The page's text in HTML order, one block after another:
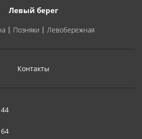
Левый берег
Позняки Левобережная
Контакты